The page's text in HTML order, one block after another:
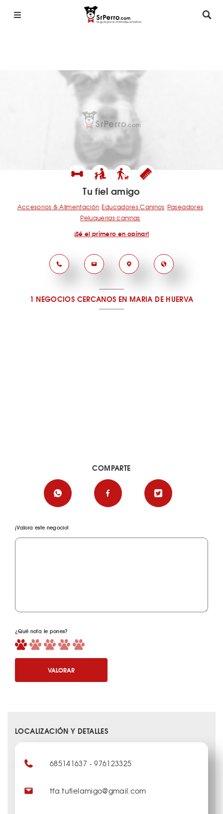
Tu fiel amigo
Accesorios & Alimentación Educadores Caninos Paseadores
Peluquerias caninas
¡Sé el primero en opinar!
1 NEGOCIOS CERCANOS EN MARIA DE HUERVA
¡Valora este negocio!
¿Qué nota le pones?
VALORAR
COMPARTE
LOCALIZACIÓN Y DETALLES
685141637 - 976123325
tfa.tufielamigo@gmail.com